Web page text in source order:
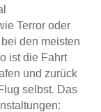
Terror oder
den meisten
ist die Fahrt
und zurück
selbst. Das